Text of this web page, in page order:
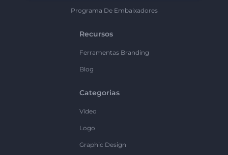
Programa De Embaixadores
Recursos
Ferramentas Branding
Blog
Categorias
Vídeo
Logo
Graphic Design